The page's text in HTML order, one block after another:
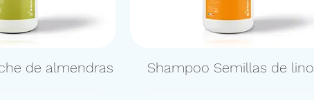
de almendras Shampoo Semillas de lino